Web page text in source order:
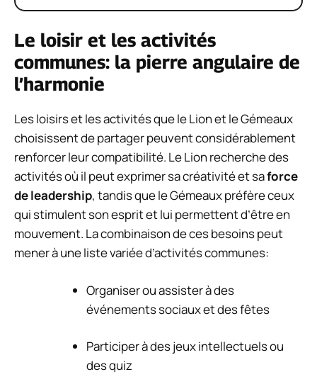
Le loisir et les activités
communes: la pierre angulaire de
l’harmonie
Les loisirs et les activités que le Lion et le Gémeaux
choisissent de partager peuvent considérablement
renforcer leur compatibilité. Le Lion recherche des
activités où il peut exprimer sa créativité et saforce
de leadership, tandis que le Gémeaux préfère ceux
qui stimulent son esprit et lui permettent d’être en
mouvement. La combinaison de ces besoins peut
mener à une liste variée d’activités communes:
Organiser ou assister à des
événements sociaux et des fêtes
Participer à des jeux intellectuels ou
des quiz